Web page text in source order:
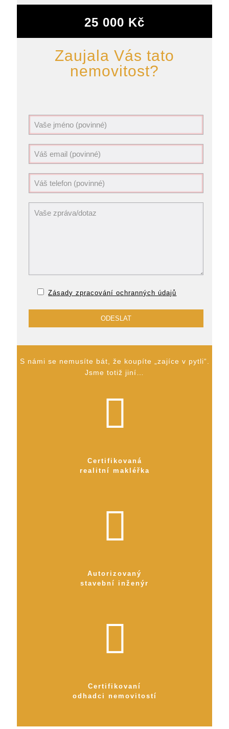
25 000 Kč
Zaujala Vás tato
nemovitost?
Zásady zpracování ochranných údajů
S námi se nemusíte bát, že koupíte „zajíce v pytli“.
Jsme totiž jiní…
Certifikovaná
realitní makléřka
Autorizovaný
stavební inženýr
Certifikovaní
odhadci nemovitostí